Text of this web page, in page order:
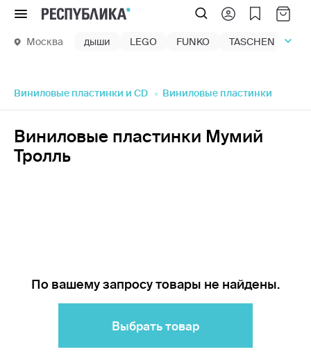
Меню
Москва дыши LEGO FUNKO TASCHEN
Виниловые пластинки и CD Виниловые пластинки
Виниловые пластинки Мумий
Тролль
По вашему запросу товары не найдены.
Выбрать товар